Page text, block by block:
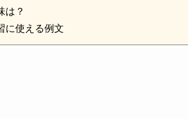
は？
に使える例文